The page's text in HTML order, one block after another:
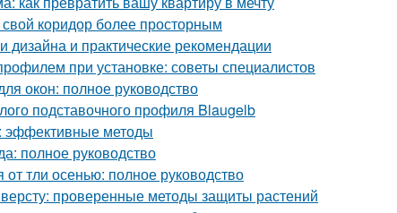
коридор более просторным
и практические рекомендации
при установке: советы специалистов
окон: полное руководство
подставочного профиля Blaugelb
эффективные методы
полное руководство
тли осенью: полное руководство
проверенные методы защиты растений